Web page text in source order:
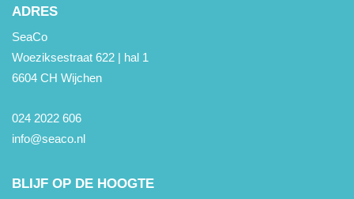
ADRES
SeaCo
Woeziksestraat 622 | hal 1
6604 CH Wijchen
024 2022 606
info@seaco.nl
BLIJF OP DE HOOGTE